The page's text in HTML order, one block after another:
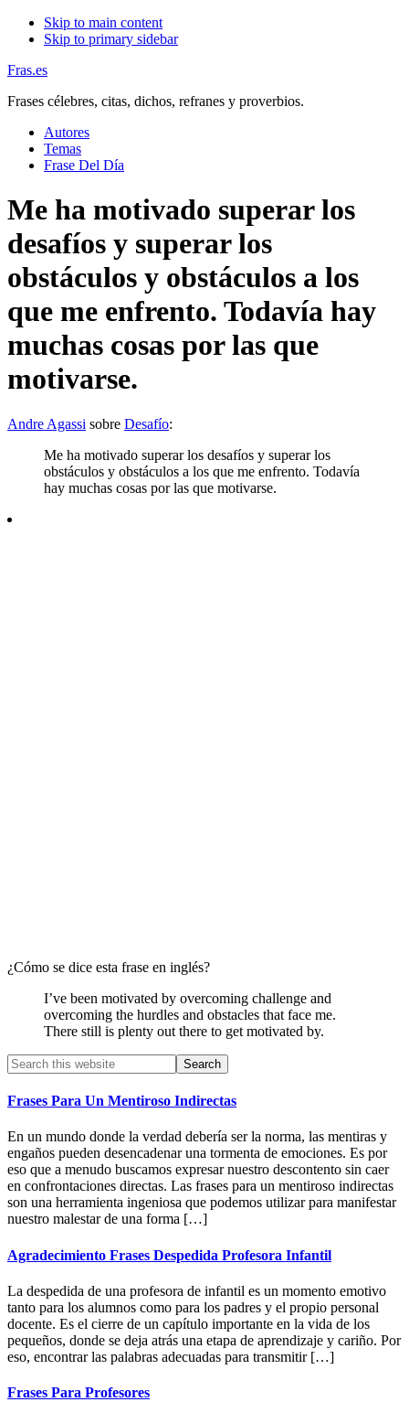
Skip to main content
Skip to primary sidebar
Fras.es
Frases célebres, citas, dichos, refranes y proverbios.
Autores
Temas
Frase Del Día
Me ha motivado superar los
desafíos y superar los
obstáculos y obstáculos a los
que me enfrento. Todavía hay
muchas cosas por las que
motivarse.
Andre Agassi sobre Desafío:
Me ha motivado superar los desafíos y superar los
obstáculos y obstáculos a los que me enfrento. Todavía
hay muchas cosas por las que motivarse.
¿Cómo se dice esta frase en inglés?
I’ve been motivated by overcoming challenge and
overcoming the hurdles and obstacles that face me.
There still is plenty out there to get motivated by.
Primary
Sidebar
Search
this
website
Frases Para Un Mentiroso Indirectas
En un mundo donde la verdad debería ser la norma, las mentiras y
engaños pueden desencadenar una tormenta de emociones. Es por
eso que a menudo buscamos expresar nuestro descontento sin caer
en confrontaciones directas. Las frases para un mentiroso indirectas
son una herramienta ingeniosa que podemos utilizar para manifestar
nuestro malestar de una forma […]
Agradecimiento Frases Despedida Profesora Infantil
La despedida de una profesora de infantil es un momento emotivo
tanto para los alumnos como para los padres y el propio personal
docente. Es el cierre de un capítulo importante en la vida de los
pequeños, donde se deja atrás una etapa de aprendizaje y cariño. Por
eso, encontrar las palabras adecuadas para transmitir […]
Frases Para Profesores